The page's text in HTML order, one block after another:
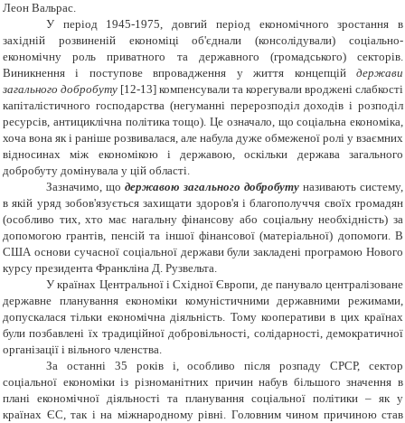
Леон Вальрас.
У період 1945-1975, довгий період економічного зростання в
західній розвиненій економіці об'єднали (консолідували) соціально-
економічну роль приватного та державного (громадського) секторів.
Виникнення і поступове впровадження у життя концепцій держави
загального добробуту [12-13] компенсували та корегували вроджені слабкості
капіталістичного господарства (негуманні перерозподіл доходів і розподіл
ресурсів, антициклічна політика тощо). Це означало, що соціальна економіка,
хоча вона як і раніше розвивалася, але набула дуже обмеженої ролі у взаємних
відносинах між економікою і державою, оскільки держава загального
добробуту домінувала у цій області.
Зазначимо, щодержавою загального добробутуназивають систему,
в якій уряд зобов'язується захищати здоров'я і благополуччя своїх громадян
(особливо тих, хто має нагальну фінансову або соціальну необхідність) за
допомогою грантів, пенсій та іншої фінансової (матеріальної) допомоги. В
США основи сучасної соціальної держави були закладені програмою Нового
курсу президента Франкліна Д. Рузвельта.
У країнах Центральної і Східної Європи, де панувало централізоване
державне планування економіки комуністичними державними режимами,
допускалася тільки економічна діяльність. Тому кооперативи в цих країнах
були позбавлені їх традиційної добровільності, солідарності, демократичної
організації і вільного членства.
За останні 35 років і, особливо після розпаду СРСР, сектор
соціальної економіки із різноманітних причин набув більшого значення в
плані економічної діяльності та планування соціальної політики – як у
країнах ЄС, так і на міжнародному рівні. Головним чином причиною став